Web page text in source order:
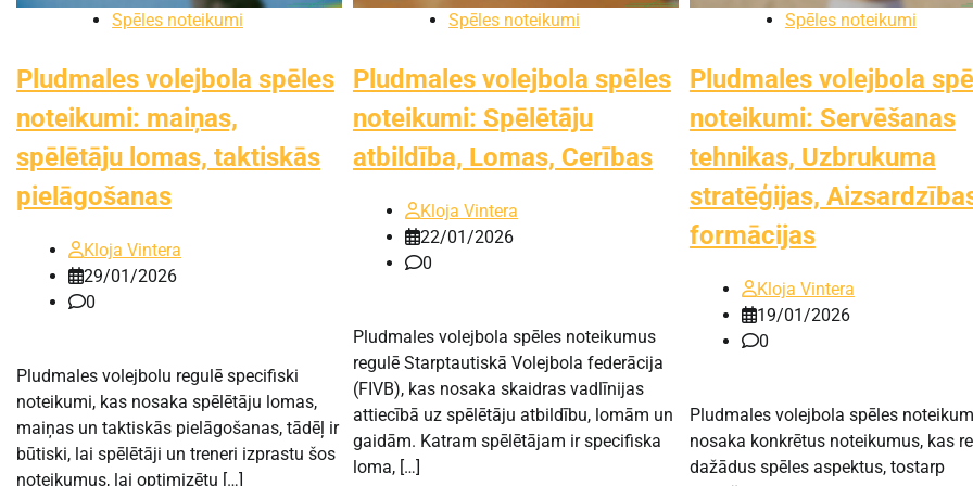
Spēles noteikumi
Pludmales volejbola spēles
noteikumi: maiņas,
spēlētāju lomas, taktiskās
pielāgošanas
Kloja Vintera
29/01/2026
0
Pludmales volejbolu regulē specifiski
noteikumi, kas nosaka spēlētāju lomas,
maiņas un taktiskās pielāgošanas, tādēļ ir
būtiski, lai spēlētāji un treneri izprastu šos
noteikumus, lai optimizētu […]
Spēles noteikumi
Pludmales volejbola spēles
noteikumi: Spēlētāju
atbildība, Lomas, Cerības
Kloja Vintera
22/01/2026
0
Pludmales volejbola spēles noteikumus
regulē Starptautiskā Volejbola federācija
(FIVB), kas nosaka skaidras vadlīnijas
attiecībā uz spēlētāju atbildību, lomām un
gaidām. Katram spēlētājam ir specifiska
loma, […]
Spēles noteikumi
Pludmales volejbola
noteikumi: Servēšanas
tehnikas, Uzbrukuma
stratēģijas,
formācijas
Kloja Vintera
19/01/2026
0
Pludmales volejbola spēles
nosaka konkrētus noteikumus, kas
dažādus spēles aspektus, tostarp